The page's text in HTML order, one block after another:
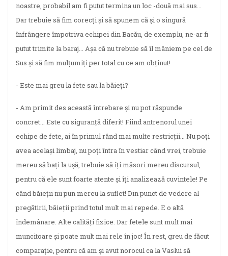
noastre, probabil am fi putut termina un loc -două mai sus...
Dar trebuie să fim corecți și să spunem că și o singură
înfrângere împotriva echipei din Bacău, de exemplu, ne-ar fi
putut trimite la baraj... Așa că nu trebuie să îl mâniem pe cel de
Sus și să fim mulțumiți per total cu ce am obținut!
- Este mai greu la fete sau la băieți?
- Am primit des această întrebare și nu pot răspunde
concret... Este cu siguranță diferit! Fiind antrenorul unei
echipe de fete, ai în primul rând mai multe restricții... Nu poți
avea același limbaj, nu poți întra în vestiar când vrei, trebuie
mereu să bați la ușă, trebuie să îți măsori mereu discursul,
pentru că ele sunt foarte atente și îți analizează cuvintele! Pe
când băieții nu pun mereu la suflet! Din punct de vedere al
pregătirii, băieții prind totul mult mai repede. E o altă
îndemânare. Alte calități fizice. Dar fetele sunt mult mai
muncitoare și poate mult mai rele în joc! În rest, greu de făcut
comparație, pentru că am și avut norocul ca la Vaslui să